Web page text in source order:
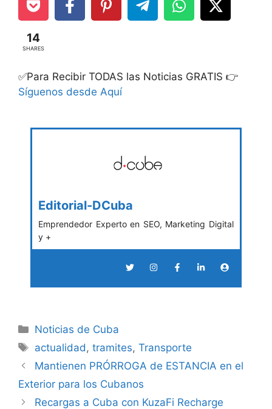
14
SHARES
✅Para Recibir TODAS las Noticias GRATIS 👉
Síguenos desde Aquí
Editorial-DCuba
Emprendedor Experto en SEO, Marketing Digital
y +
Categories
Noticias de Cuba
Tags
actualidad ,tramites,Transporte
Mantienen PRÓRROGA de ESTANCIA en el
Exterior para los Cubanos
Recargas a Cuba con KuzaFi Recharge